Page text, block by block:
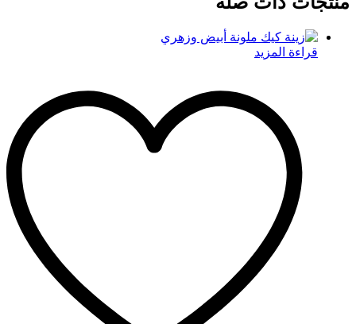
قراءة المزيد